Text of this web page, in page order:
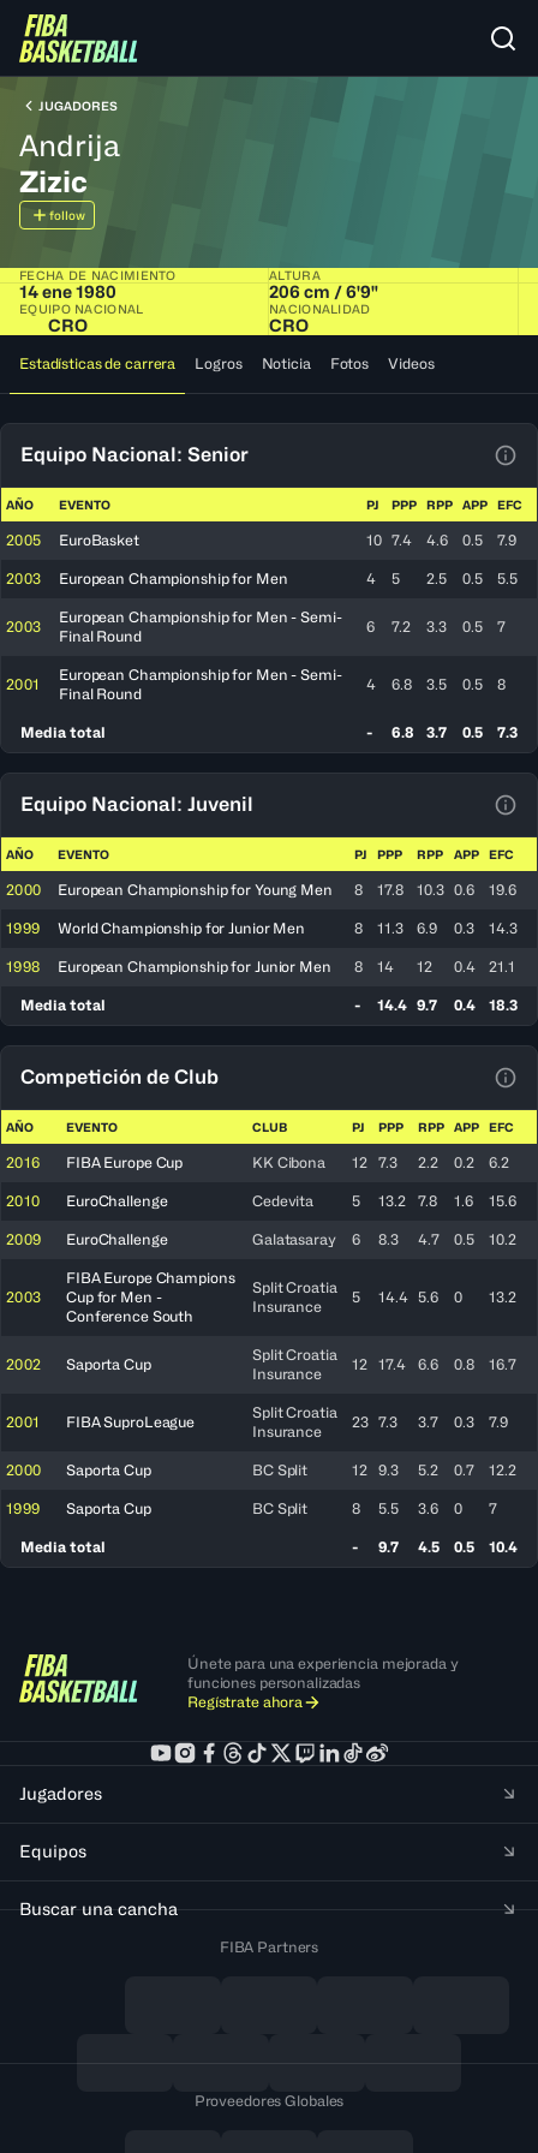
JUGADORES
Andrija
Zizic
follow
FECHA DE NACIMIENTO
14 ene 1980
ALTURA
206 cm / 6'9"
EQUIPO NACIONAL
CRO
NACIONALIDAD
CRO
Estadísticas de carrera Logros Noticia Fotos Videos
Equipo Nacional: Senior
AÑO EVENTO PJ PPP RPP APP EFC
2005 EuroBasket 10 7.4 4.6 0.5 7.9
2003 European Championship for Men 4 5 2.5 0.5 5.5
2003
European Championship for Men - Semi-
Final Round
6 7.2 3.3 0.5 7
2001
European Championship for Men - Semi-
Final Round
4 6.8 3.5 0.5 8
Media total - 6.8 3.7 0.5 7.3
Equipo Nacional: Juvenil
AÑO EVENTO PJ PPP RPP APP EFC
2000 European Championship for Young Men 8 17.8 10.3 0.6 19.6
1999 World Championship for Junior Men 8 11.3 6.9 0.3 14.3
1998 European Championship for Junior Men 8 14 12 0.4 21.1
Media total - 14.4 9.7 0.4 18.3
Competición de Club
AÑO EVENTO CLUB PJ PPP RPP APP EFC
2016 FIBA Europe Cup KK Cibona 12 7.3 2.2 0.2 6.2
2010 EuroChallenge Cedevita 5 13.2 7.8 1.6 15.6
2009 EuroChallenge Galatasaray 6 8.3 4.7 0.5 10.2
2003
FIBA Europe Champions
Cup for Men -
Conference South
Split Croatia
Insurance
5 14.4 5.6 0 13.2
2002 Saporta Cup
Split Croatia
Insurance
12 17.4 6.6 0.8 16.7
2001 FIBA SuproLeague
Split Croatia
Insurance
23 7.3 3.7 0.3 7.9
2000 Saporta Cup BC Split 12 9.3 5.2 0.7 12.2
1999 Saporta Cup BC Split 8 5.5 3.6 0 7
Media total - 9.7 4.5 0.5 10.4
Únete para una experiencia mejorada y
funciones personalizadas
Regístrate ahora
Jugadores
Equipos
Buscar una cancha
FIBA Partners
Proveedores Globales